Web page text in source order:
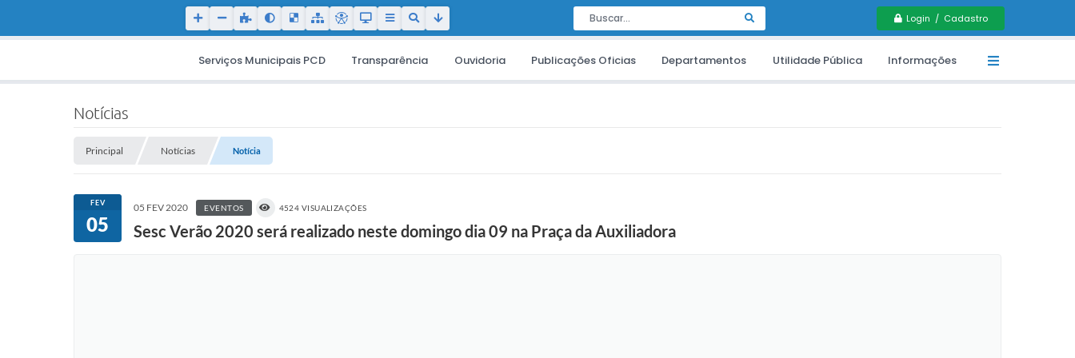
Login / Cadastro
Serviços Municipais PCD Transparência Ouvidoria Publicações Oficias Departamentos Utilidade Pública Informações
Notícias
Principal Notícias Notícia
FEV
05
05 FEV 2020 EVENTOS 4524 VISUALIZAÇÕES
Sesc Verão 2020 será realizado neste domingo dia 09 na Praça da Auxiliadora